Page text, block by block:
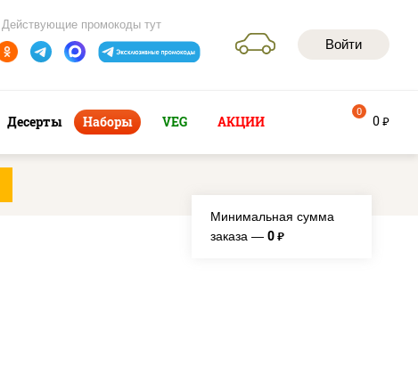
Войти
Действующие промокоды тут
Десерты Наборы VEG АКЦИИ 0 руб
0
Минимальная сумма
заказа — 0 руб.